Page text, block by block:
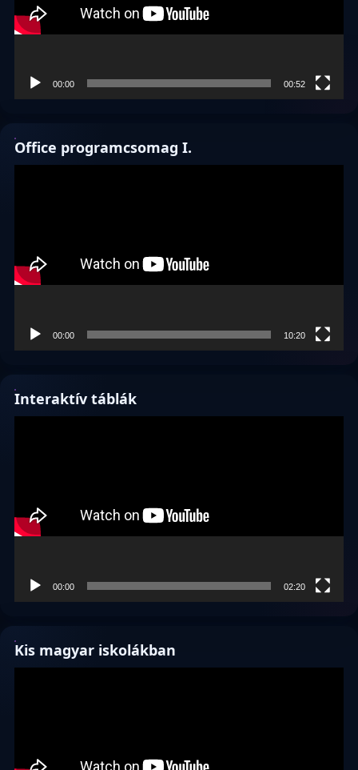
00:00 00:52
Office programcsomag I.
00:00 10:20
Interaktív táblák
00:00 02:20
Kis magyar iskolákban